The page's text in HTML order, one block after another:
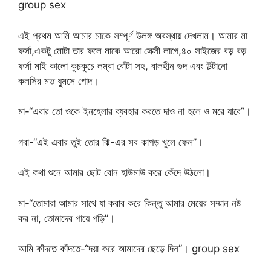
group sex
এই প্রথম আমি আমার মাকে সম্পূর্ণ উলঙ্গ অবস্থায় দেখলাম। আমার মা
ফর্সা,একটু মোটা তার ফলে মাকে আরো সেক্সী লাগে,৪০ সাইজের বড় বড়
ফর্সা মাই কালো কুচকুচে লম্বা বোঁটা সহ, বালহীন গুদ এবং উল্টানো
কলসির মত ধুমসে পোদ।
মা-“এবার তো ওকে ইনহেলার ব্যবহার করতে দাও না হলে ও মরে যাবে”।
গবা-“এই এবার তুই তোর ঝি-এর সব কাপড় খুলে ফেল”।
এই কথা শুনে আমার ছোট বোন হাউমাউ করে কেঁদে উঠলো।
মা-“তোমারা আমার সাথে যা করার করে কিন্তু আমার মেয়ের সম্মান নষ্ট
কর না, তোমাদের পায়ে পড়ি”।
আমি কাঁদতে কাঁদতে-“দয়া করে আমাদের ছেড়ে দিন”। group sex